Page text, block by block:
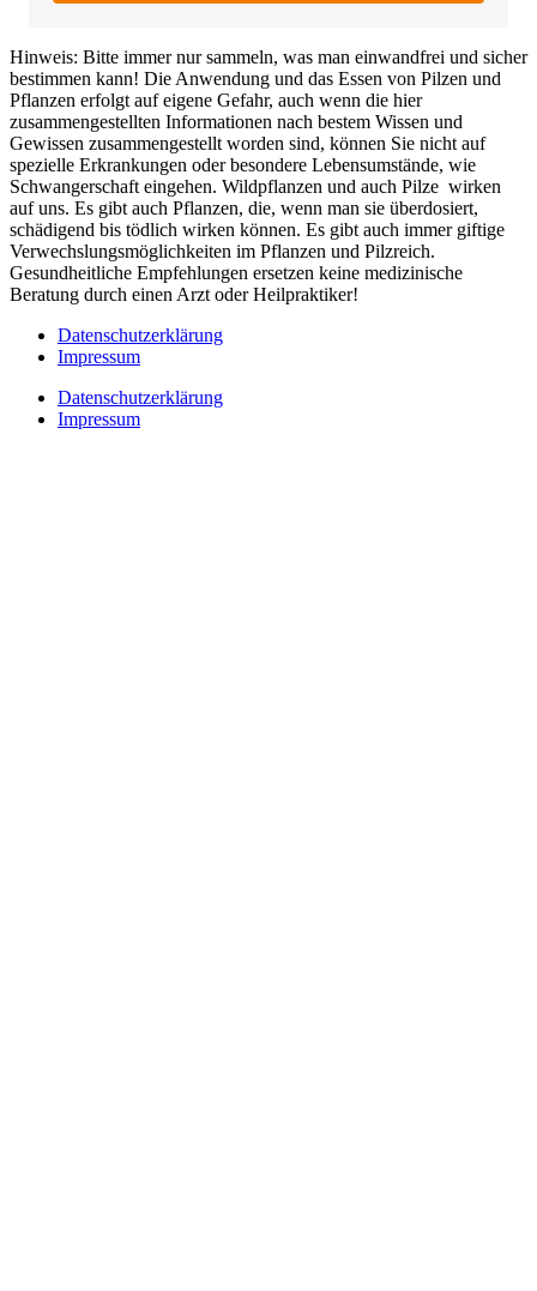
Hinweis: Bitte immer nur sammeln, was man einwandfrei und sicher
bestimmen kann! Die Anwendung und das Essen von Pilzen und
Pflanzen erfolgt auf eigene Gefahr, auch wenn die hier
zusammengestellten Informationen nach bestem Wissen und
Gewissen zusammengestellt worden sind, können Sie nicht auf
spezielle Erkrankungen oder besondere Lebensumstände, wie
Schwangerschaft eingehen. Wildpflanzen und auch Pilze wirken
auf uns. Es gibt auch Pflanzen, die, wenn man sie überdosiert,
schädigend bis tödlich wirken können. Es gibt auch immer giftige
Verwechslungsmöglichkeiten im Pflanzen und Pilzreich.
Gesundheitliche Empfehlungen ersetzen keine medizinische
Beratung durch einen Arzt oder Heilpraktiker!
Datenschutzerklärung
Impressum
Datenschutzerklärung
Impressum